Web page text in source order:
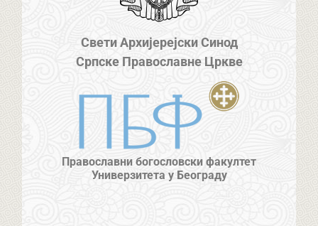
Свети Архијерејски Синод
Српске Православне Цркве
Православни богословски факултет
Универзитета у Београду